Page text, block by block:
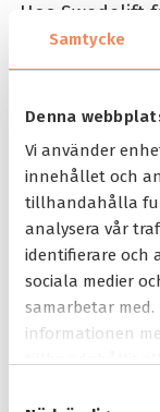
Samtycke
Denna
Vi använder
innehållet och
tillhandahålla
analysera vår
identifierare och
sociala medier
samarbetar med.
informationen
tillhandahållit
Hos Swedelift
hemmiljö för
Oavsett om
för ökad
med att din
behov och
Besök vår
säljkontakt.
DELA:
DELA